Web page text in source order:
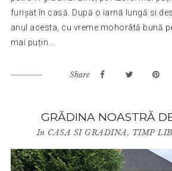
furișat în casă. După o iarnă lungă si
anul acesta, cu vreme mohorâtă bună
mai puțin...
Share
GRĂDINA NOASTRĂ
In CASA SI GRADINA, TIMP